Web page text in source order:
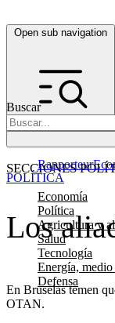
Open sub navigation
Buscar
SECCIONES
Economía
Política
Agricultura y
Salud
Tecnología
Energía,
Defensa
Rapporteur
Los
En Bruselas temen
OTAN.
POLÍTICA